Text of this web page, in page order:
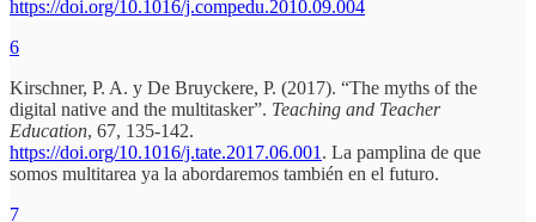
https://doi.org/10.1016/j.compedu.2010.09.004
6
Kirschner, P. A. y De Bruyckere, P. (2017). “The myths of the
digital native and the multitasker”. Teaching and Teacher
Education, 67, 135-142.
https://doi.org/10.1016/j.tate.2017.06.001. La pamplina de que
somos multitarea ya la abordaremos también en el futuro.
7